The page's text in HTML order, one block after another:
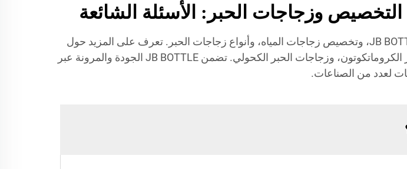
اكتشف الإجابات على الأسئلة الشائعة حول سعر الزجاجة البلاستيكية من JB BOTTLE، وتخصيص زجاجات المياه، وأنواع زجاجات الحبر. تعرف على المزيد حول
منتجاتنا بما في ذلك زجاجات التوابل، وزجاجات العطور المميزة، وزجاجات الحبر الكروماتكوتون، وزجاجات الحبر الكحولي. تضمن JB BOTTLE الجودة والمرونة عبر
لعدد من الصناعات.